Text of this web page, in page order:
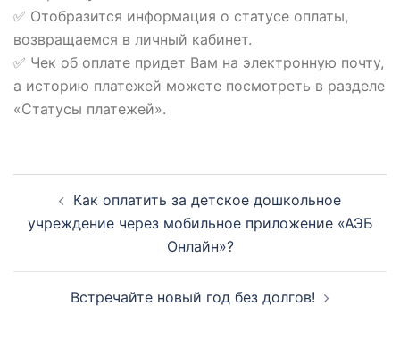
✅ Отобразится информация о статусе оплаты,
возвращаемся в личный кабинет.
✅ Чек об оплате придет Вам на электронную почту,
а историю платежей можете посмотреть в разделе
«Статусы платежей».
записям
Как оплатить за детское дошкольное
учреждение через мобильное приложение «АЭБ
Онлайн»?
Встречайте новый год без долгов!